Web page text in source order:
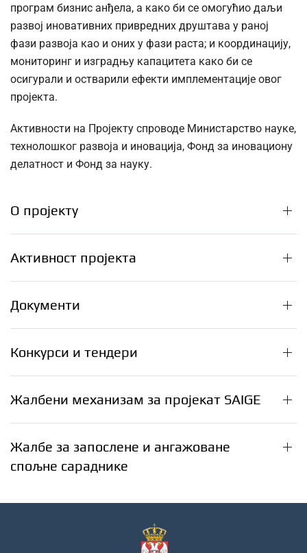
програм бизнис анђела, а како би се омогућио даљи
развој иновативних привредних друштава у раној
фази развоја као и оних у фази раста; и координацију,
мониторинг и изградњу капацитета како би се
осигурали и остварили ефекти имплементације овог
пројекта.
Активности на Пројекту спроводе Министарство науке,
технолошког развоја и иновација, Фонд за иновациону
делатност и Фонд за науку.
О пројекту
Активност пројекта
Документи
Конкурси и тендери
Жалбени механизам за пројекат SAIGE
Жалбе за запослене и ангажоване
спољне сараднике